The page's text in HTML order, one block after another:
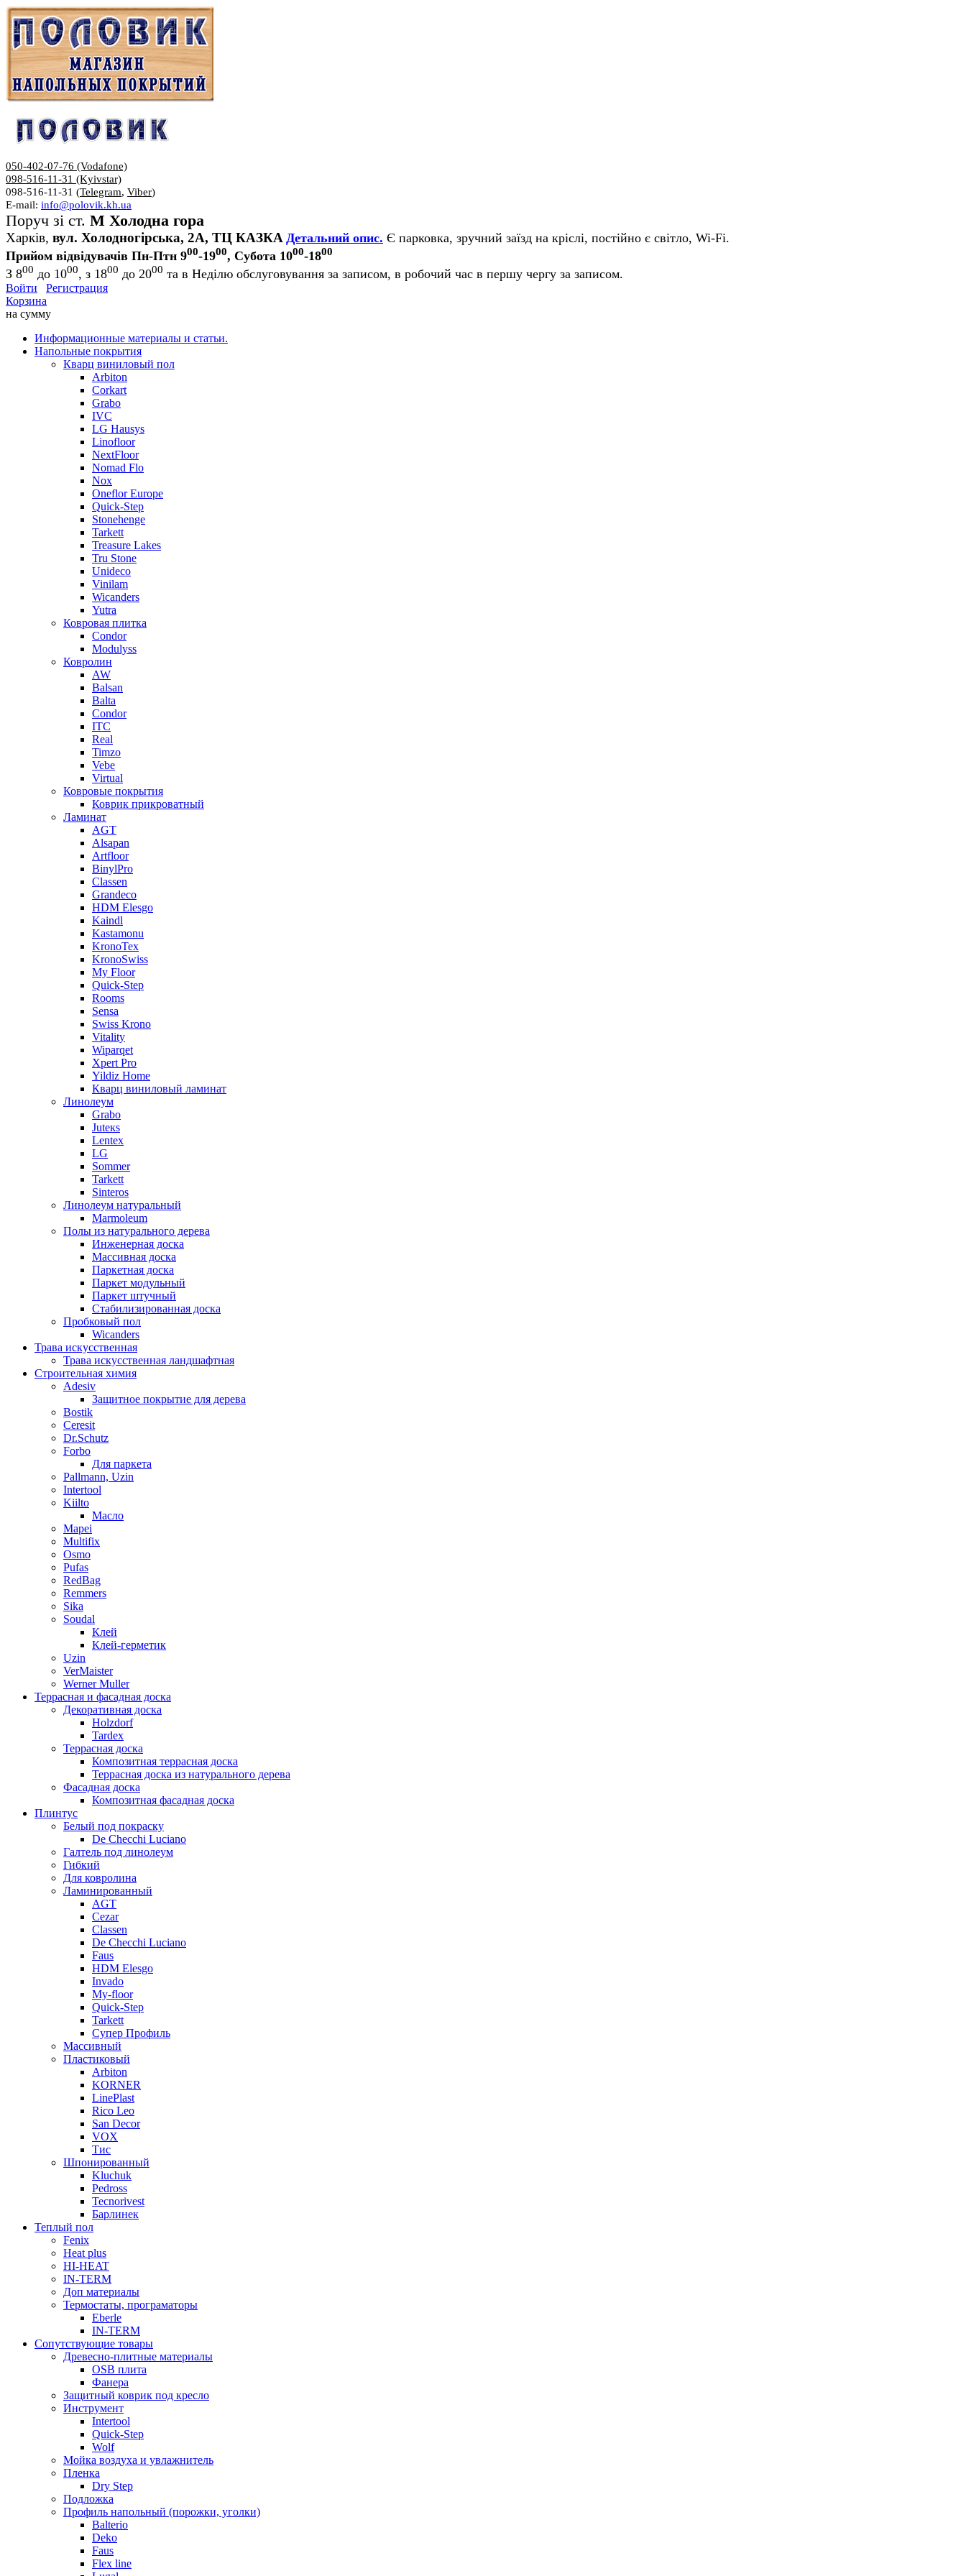
050-402-07-76 (Vodafone)
098-516-11-31 (Kyivstar)
098-516-11-31 (Telegram, Viber)
E-mail: info@polovik.kh.ua
Поруч зі ст. М Холодна гора
Харків, вул. Холодногірська, 2А, ТЦ КАЗКА Детальний опис. Є парковка, зручний заїзд на кріслі, постійно є світло, Wi-Fi.
Прийом відвідувачів Пн-Птн 900-1900, Субота 1000-1800
З 800 до 1000, з 1800 до 2000 та в Неділю обслуговування за записом, в робочий час в першу чергу за записом.
Войти
Регистрация
Корзина
на сумму
Информационные материалы и статьи.
Напольные покрытия
Кварц виниловый пол
Arbiton
Corkart
Grabo
IVC
LG Hausys
Linofloor
NextFloor
Nomad Flo
Nox
Oneflor Europe
Quick-Step
Stonehenge
Tarkett
Treasure Lakes
Tru Stone
Unideco
Vinilam
Wicanders
Yutra
Ковровая плитка
Condor
Modulyss
Ковролин
AW
Balsan
Balta
Condor
ITC
Real
Timzo
Vebe
Virtual
Ковровые покрытия
Коврик прикроватный
Ламинат
AGT
Alsapan
Artfloor
BinylPro
Classen
Grandeco
HDM Elesgo
Kaindl
Kastamonu
KronoTex
KronoSwiss
My Floor
Quick-Step
Rooms
Sensa
Swiss Krono
Vitality
Wiparqet
Xpert Pro
Yildiz Home
Кварц виниловый ламинат
Линолеум
Grabo
Juteкs
Lentex
LG
Sommer
Tarkett
Sinteros
Линолеум натуральный
Marmoleum
Полы из натурального дерева
Инженерная доска
Массивная доска
Паркетная доска
Паркет модульный
Паркет штучный
Стабилизированная доска
Пробковый пол
Wicanders
Трава искусственная
Трава искусственная ландшафтная
Строительная химия
Adesiv
Защитное покрытие для дерева
Bostik
Ceresit
Dr.Schutz
Forbo
Для паркета
Pallmann, Uzin
Intertool
Kiilto
Масло
Mapei
Multifix
Osmo
Pufas
RedBag
Remmers
Sika
Soudal
Клей
Клей-герметик
Uzin
VerMaister
Werner Muller
Террасная и фасадная доска
Декоративная доска
Holzdorf
Tardex
Террасная доска
Композитная террасная доска
Террасная доска из натурального дерева
Фасадная доска
Композитная фасадная доска
Плинтус
Белый под покраску
De Checchi Luciano
Галтель под линолеум
Гибкий
Для ковролина
Ламинированный
AGT
Cezar
Classen
De Checchi Luciano
Faus
HDM Elesgo
Invado
My-floor
Quick-Step
Tarkett
Супер Профиль
Массивный
Пластиковый
Arbiton
KORNER
LinePlast
Rico Leo
San Decor
VOX
Тис
Шпонированный
Kluchuk
Pedross
Tecnorivest
Барлинек
Теплый пол
Fenix
Heat plus
HI-HEAT
IN-TERM
Доп материалы
Термостаты, програматоры
Eberle
IN-TERM
Сопутствующие товары
Древесно-плитные материалы
OSB плита
Фанера
Защитный коврик под кресло
Инструмент
Intertool
Quick-Step
Wolf
Мойка воздуха и увлажнитель
Пленка
Dry Step
Подложка
Профиль напольный (порожки, уголки)
Balterio
Deko
Faus
Flex line